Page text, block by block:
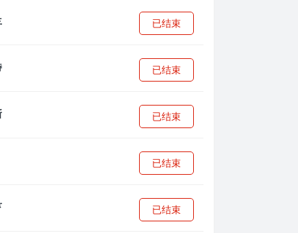
已结束
已结束
已结束
已结束
已结束